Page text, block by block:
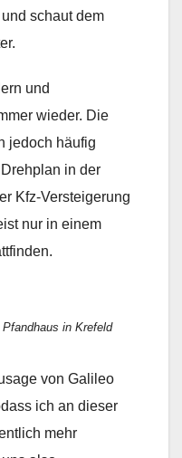
schaut dem
und
wieder. Die
jedoch häufig
in der
Kfz-Versteigerung
nur in einem
in Krefeld
von Galileo
ich an dieser
mehr